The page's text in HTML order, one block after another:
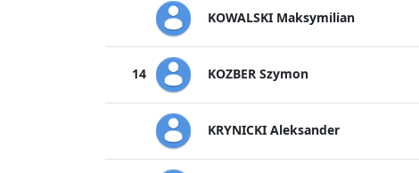
KOWALSKI Maksymilian
14 KOZBER Szymon
KRYNICKI Aleksander